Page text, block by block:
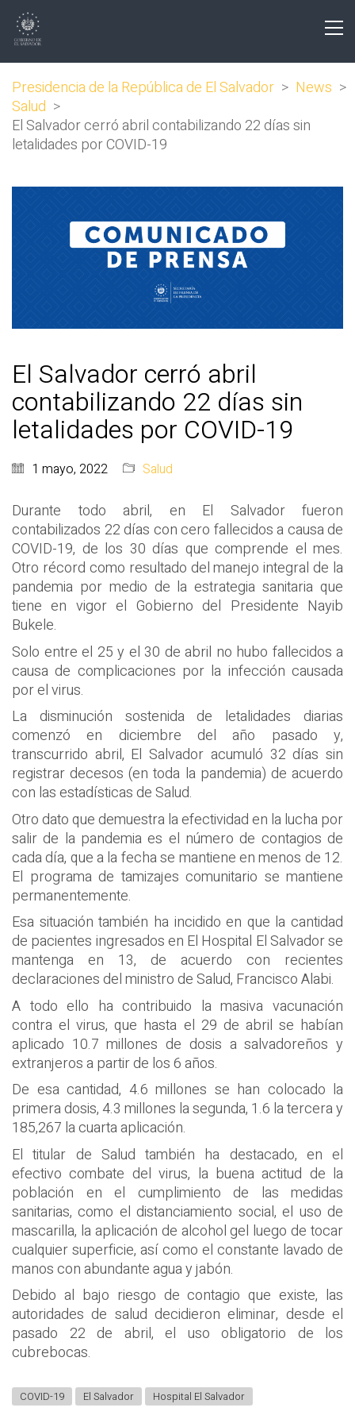
Presidencia de la República de El Salvador > News >
Salud >
El Salvador cerró abril contabilizando 22 días sin
letalidades por COVID-19
El Salvador cerró abril
contabilizando 22 días sin
letalidades por COVID-19
1 mayo, 2022 Salud
Durante todo abril, en El Salvador fueron
contabilizados 22 días con cero fallecidos a causa de
COVID-19, de los 30 días que comprende el mes.
Otro récord como resultado del manejo integral de la
pandemia por medio de la estrategia sanitaria que
tiene en vigor el Gobierno del Presidente Nayib
Bukele.
Solo entre el 25 y el 30 de abril no hubo fallecidos a
causa de complicaciones por la infección causada
por el virus.
La disminución sostenida de letalidades diarias
comenzó en diciembre del año pasado y,
transcurrido abril, El Salvador acumuló 32 días sin
registrar decesos (en toda la pandemia) de acuerdo
con las estadísticas de Salud.
Otro dato que demuestra la efectividad en la lucha por
salir de la pandemia es el número de contagios de
cada día, que a la fecha se mantiene en menos de 12.
El programa de tamizajes comunitario se mantiene
permanentemente.
Esa situación también ha incidido en que la cantidad
de pacientes ingresados en El Hospital El Salvador se
mantenga en 13, de acuerdo con recientes
declaraciones del ministro de Salud, Francisco Alabi.
A todo ello ha contribuido la masiva vacunación
contra el virus, que hasta el 29 de abril se habían
aplicado 10.7 millones de dosis a salvadoreños y
extranjeros a partir de los 6 años.
De esa cantidad, 4.6 millones se han colocado la
primera dosis, 4.3 millones la segunda, 1.6 la tercera y
185,267 la cuarta aplicación.
El titular de Salud también ha destacado, en el
efectivo combate del virus, la buena actitud de la
población en el cumplimiento de las medidas
sanitarias, como el distanciamiento social, el uso de
mascarilla, la aplicación de alcohol gel luego de tocar
cualquier superficie, así como el constante lavado de
manos con abundante agua y jabón.
Debido al bajo riesgo de contagio que existe, las
autoridades de salud decidieron eliminar, desde el
pasado 22 de abril, el uso obligatorio de los
cubrebocas.
COVID-19 El Salvador Hospital El Salvador